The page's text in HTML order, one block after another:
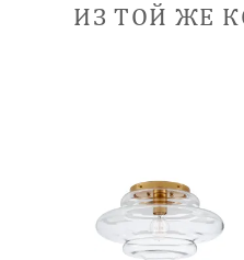
ИЗ ТОЙ ЖЕ